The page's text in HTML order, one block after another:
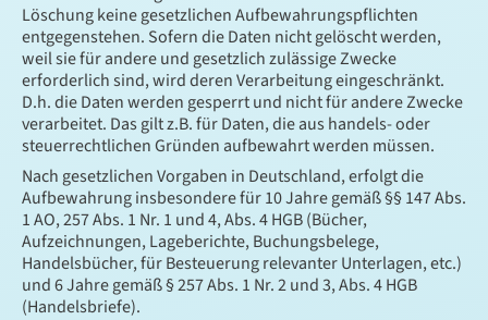
Löschung keine gesetzlichen Aufbewahrungspflichten
entgegenstehen. Sofern die Daten nicht gelöscht werden,
weil sie für andere und gesetzlich zulässige Zwecke
erforderlich sind, wird deren Verarbeitung eingeschränkt.
D.h. die Daten werden gesperrt und nicht für andere Zwecke
verarbeitet. Das gilt z.B. für Daten, die aus handels- oder
steuerrechtlichen Gründen aufbewahrt werden müssen.
Nach gesetzlichen Vorgaben in Deutschland, erfolgt die
Aufbewahrung insbesondere für 10 Jahre gemäß §§ 147 Abs.
1 AO, 257 Abs. 1 Nr. 1 und 4, Abs. 4 HGB (Bücher,
Aufzeichnungen, Lageberichte, Buchungsbelege,
Handelsbücher, für Besteuerung relevanter Unterlagen, etc.)
und 6 Jahre gemäß § 257 Abs. 1 Nr. 2 und 3, Abs. 4 HGB
(Handelsbriefe).